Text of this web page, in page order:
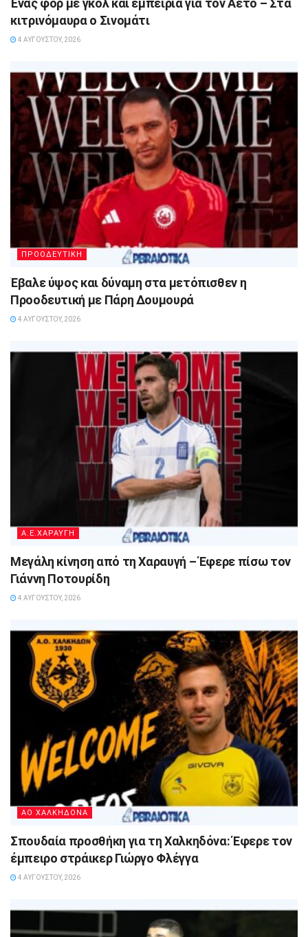
Ένας φορ με γκολ και εμπειρία για τον Αετό – Στα
κιτρινόμαυρα ο Σινομάτι
4 ΑΥΓΟΎΣΤΟΥ, 2026
ΠΡΟΟΔΕΥΤΙΚΗ
Έβαλε ύψος και δύναμη στα μετόπισθεν η
Προοδευτική με Πάρη Δουμουρά
4 ΑΥΓΟΎΣΤΟΥ, 2026
A.E.ΧΑΡΑΥΓΗ
Μεγάλη κίνηση από τη Χαραυγή – Έφερε πίσω τον
Γιάννη Ποτουρίδη
4 ΑΥΓΟΎΣΤΟΥ, 2026
ΑΟ ΧΑΛΚΗΔΟΝΑ
Σπουδαία προσθήκη για τη Χαλκηδόνα: Έφερε τον
έμπειρο στράικερ Γιώργο Φλέγγα
4 ΑΥΓΟΎΣΤΟΥ, 2026